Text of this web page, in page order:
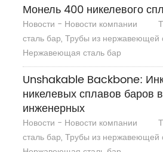
Монель 400 никелевого
Новости - Новости компании
сталь бар, Трубы из нержавеющей
Нержавеющая сталь бар
Unshakable Backbone:
никелевых сплавов баров
инженерных
Новости - Новости компании
сталь бар, Трубы из нержавеющей